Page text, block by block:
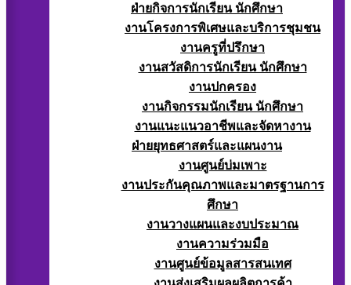
ฝ่ายกิจการนักเรียน นักศึกษา
งานโครงการพิเศษและบริการชุมชน
งานครูที่ปรึกษา
งานสวัสดิการนักเรียน นักศึกษา
งานปกครอง
งานกิจกรรมนักเรียน นักศึกษา
งานแนะแนวอาชีพและจัดหางาน
ฝ่ายยุทธศาสตร์และแผนงาน
งานศูนย์บ่มเพาะ
งานประกันคุณภาพและมาตรฐานการ
ศึกษา
งานวางแผนและงบประมาณ
งานความร่วมมือ
งานศูนย์ข้อมูลสารสนเทศ